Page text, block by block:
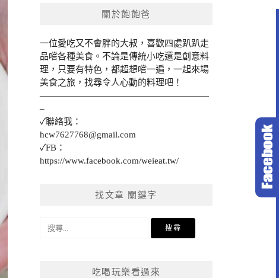
關於飽飽爸
一位愛吃又不會胖的大叔，喜歡四處趴趴走
品嚐各種美食。不論是傳統小吃還是創意料
理，只要有特色，都超想嚐一遍，一起來場
美食之旅，找尋令人心動的料理吧！
———————————————————
–
✓聯絡我：
hcw7627768@gmail.com
✓FB：
https://www.facebook.com/weieat.tw/
找文章 關鍵字
搜
吃喝玩樂看過來